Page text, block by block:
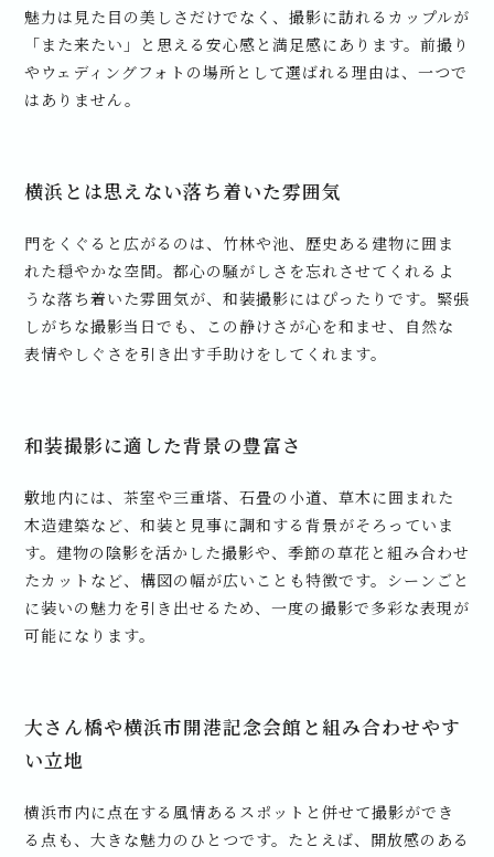
魅力は見た目の美しさだけでなく、撮影に訪れるカップルが
「また来たい」と思える安心感と満足感にあります。前撮り
やウェディングフォトの場所として選ばれる理由は、一つで
はありません。
横浜とは思えない落ち着いた雰囲気
門をくぐると広がるのは、竹林や池、歴史ある建物に囲ま
れた穏やかな空間。都心の騒がしさを忘れさせてくれるよ
うな落ち着いた雰囲気が、和装撮影にはぴったりです。緊張
しがちな撮影当日でも、この静けさが心を和ませ、自然な
表情やしぐさを引き出す手助けをしてくれます。
和装撮影に適した背景の豊富さ
敷地内には、茶室や三重塔、石畳の小道、草木に囲まれた
木造建築など、和装と見事に調和する背景がそろっていま
す。建物の陰影を活かした撮影や、季節の草花と組み合わせ
たカットなど、構図の幅が広いことも特徴です。シーンごと
に装いの魅力を引き出せるため、一度の撮影で多彩な表現が
可能になります。
大さん橋や横浜市開港記念会館と組み合わせやす
い立地
横浜市内に点在する風情あるスポットと併せて撮影ができ
る点も、大きな魅力のひとつです。たとえば、開放感のある